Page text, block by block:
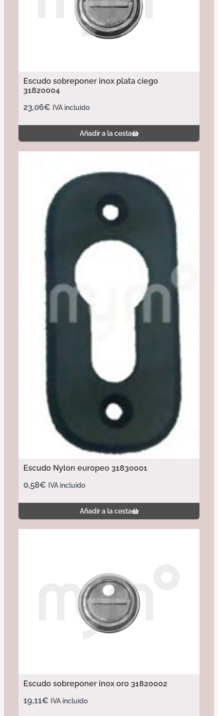
Escudo sobreponer inox plata ciego
31820004
23,06€ IVA incluido
Añadir a la cesta
Escudo Nylon europeo 31830001
0,58€ IVA incluido
Añadir a la cesta
Escudo sobreponer inox oro 31820002
19,11€ IVA incluido